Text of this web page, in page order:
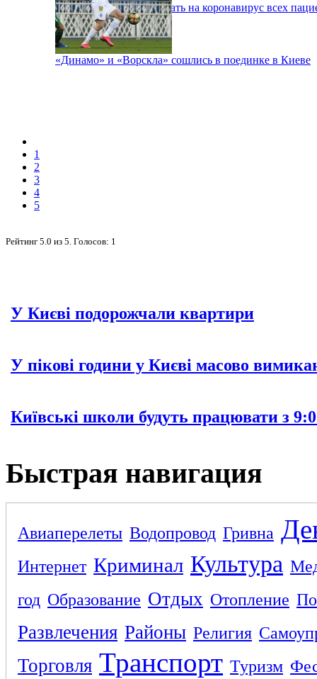
В Киеве будут тестировать на коронавирус всех
«Динамо» и «Ворскла» сошлись в поединке в Киеве
1
2
3
4
5
Рейтинг 5.0 из 5 . Голосов: 1
У Києві подорожчали квартири
У пікові години у Києві масово
Київські школи будуть працювати з
Быстрая навигация
Авиаперелеты Водопровод Гривна
Интернет Криминал Культура
год Образование Отдых Отопление
Развлечения Районы Религия
Торговля Транспорт Туризм